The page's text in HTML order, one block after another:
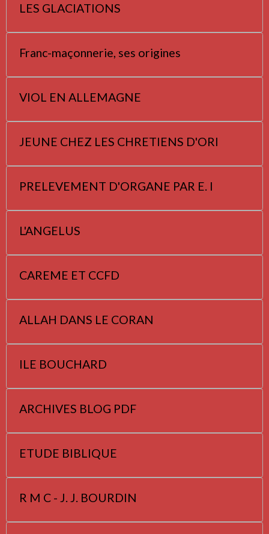
LES GLACIATIONS
Franc-maçonnerie, ses origines
VIOL EN ALLEMAGNE
JEUNE CHEZ LES CHRETIENS D'ORI
PRELEVEMENT D'ORGANE PAR E. I
L'ANGELUS
CAREME ET CCFD
ALLAH DANS LE CORAN
ILE BOUCHARD
ARCHIVES BLOG PDF
ETUDE BIBLIQUE
R M C - J. J. BOURDIN